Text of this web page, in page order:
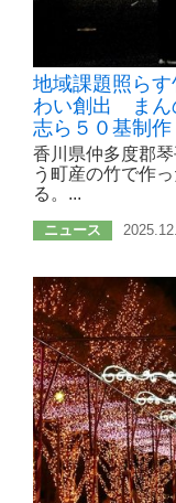
地域課題照ら
わい創出 まん
志ら５０基制作
香川県仲多度郡
う町産の竹で作
る。...
ニュース